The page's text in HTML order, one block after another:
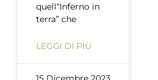
quell“Inferno in
terra” che
LEGGI DI PIÙ